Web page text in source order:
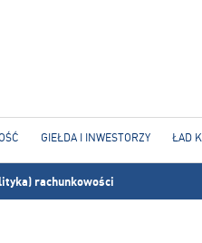
rachunkowości
GIEŁDA I INWESTORZY ŁAD